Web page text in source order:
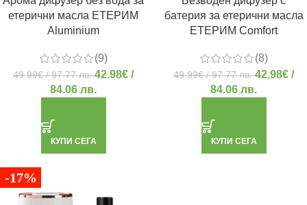
етерични масла ЕТЕРИМ
Aluminium
(9)
49.99€/ 97.77 лв.42.98€ /
84.06 лв.
КУПИ СЕГА
батерия за етерични масла
ЕТЕРИМ Comfort
(8)
49.99€/ 97.77 лв.42.98€ /
84.06 лв.
КУПИ СЕГА
-17%